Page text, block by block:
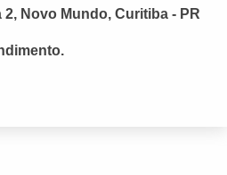
Novo Mundo, Curitiba - PR